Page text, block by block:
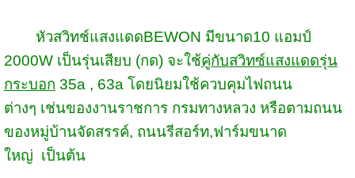
หัวสวิทช์แสงแดดBEWON มีขนาด10 แอมป์
2000W เป็นรุ่นเสียบ (กด) จะใช้คู่กับสวิทซ์แสงแดดรุ่น
กระบอก 35a , 63a โดยนิยมใช้ควบคุมไฟถนน
ต่างๆ เช่นของงานราชการ กรมทางหลวง หรือตามถนน
ของหมู่บ้านจัดสรรค์, ถนนรีสอร์ท,ฟาร์มขนาด
ใหญ่ เป็นต้น